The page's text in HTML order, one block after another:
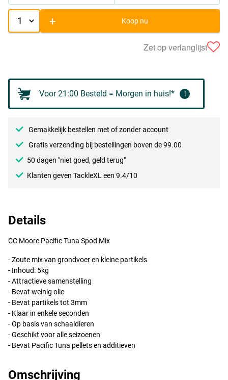
+ Koop nu
Zet op verlanglijst
Voor 21:00 Besteld = Morgen in huis!* i
Gemakkelijk bestellen met of zonder account
Gratis verzending bij bestellingen boven de 99.00
50 dagen "niet goed, geld terug"
Klanten geven TackleXL een 9.4/10
Details
CC Moore Pacific Tuna Spod Mix
- Zoute mix van grondvoer en kleine partikels
- Inhoud: 5kg
- Attractieve samenstelling
- Bevat weinig olie
- Bevat partikels tot 3mm
- Klaar in enkele seconden
- Op basis van schaaldieren
- Geschikt voor alle seizoenen
- Bevat Pacific Tuna pellets en additieven
Omschrijving